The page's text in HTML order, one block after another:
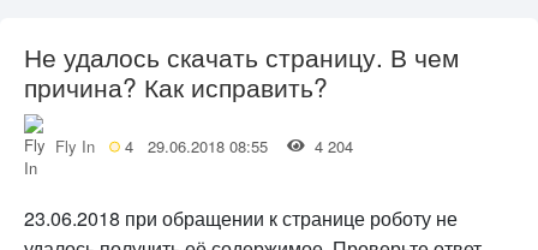
Не удалось скачать страницу. В чем
причина? Как исправить?
Fly In 4 29.06.2018 08:55 4 204
23.06.2018 при обращении к странице роботу не